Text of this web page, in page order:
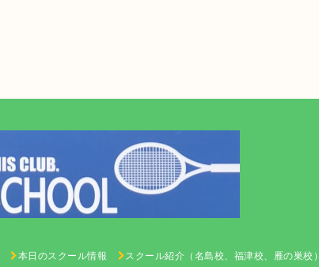
本日のスクール情報 スクール紹介（名島校、福津校、雁の巣校）